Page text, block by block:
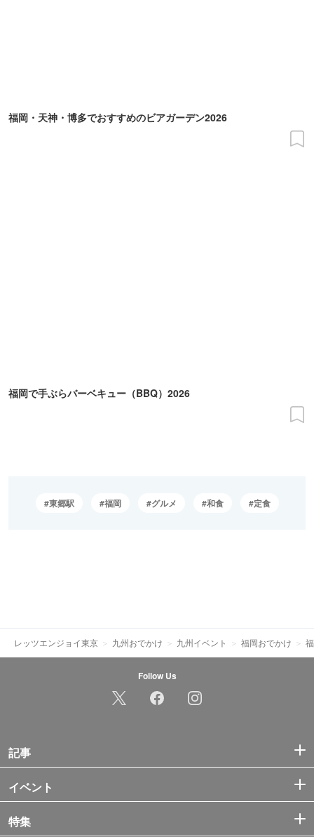
福岡・天神・博多でおすすめのビアガーデン2026
福岡で手ぶらバーベキュー（BBQ）2026
東郷駅 福岡 グルメ 和食 定食
レッツエンジョイ東京 九州おでかけ 九州イベント 福岡おでかけ
Follow Us
記事
イベント
特集